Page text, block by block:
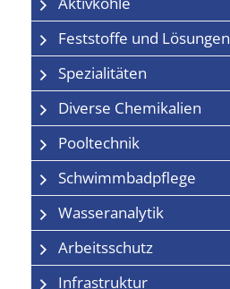
Feststoffe und Lösungen
Spezialitäten
Diverse Chemikalien
Pooltechnik
Schwimmbadpflege
Wasseranalytik
Arbeitsschutz
Infrastruktur